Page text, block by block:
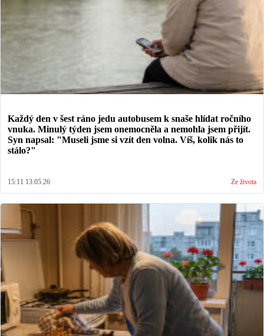
Každý den v šest ráno jedu autobusem k snaše hlídat ročního
vnuka. Minulý týden jsem onemocněla a nemohla jsem přijít.
Syn napsal: "Museli jsme si vzít den volna. Víš, kolik nás to
stálo?"
15:11 13.05.26 Ze života